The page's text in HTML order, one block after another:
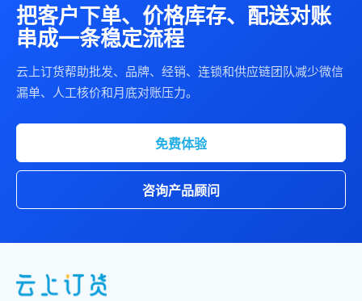
把客户下单、价格库存、配送对账
串成一条稳定流程
云上订货帮助批发、品牌、经销、连锁和供应链团队减少微信
漏单、人工核价和月底对账压力。
免费体验
咨询产品顾问